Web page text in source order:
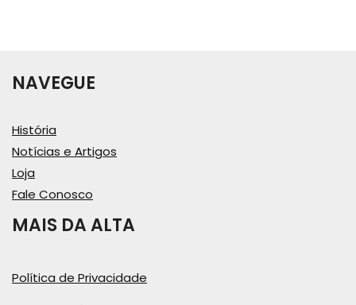
NAVEGUE
História
Notícias e Artigos
Loja
Fale Conosco
MAIS DA ALTA
Política de Privacidade